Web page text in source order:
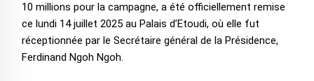
10 millions pour la campagne, a été officiellement remise
ce lundi 14 juillet 2025 au Palais d’Etoudi, où elle fut
réceptionnée par le Secrétaire général de la Présidence,
Ferdinand Ngoh Ngoh.